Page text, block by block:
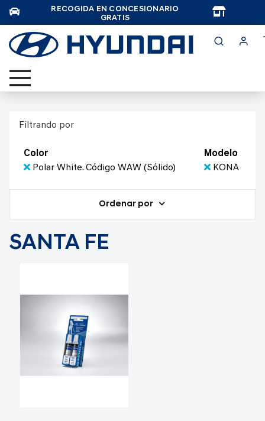
RECOGIDA EN CONCESIONARIO
GRATIS
Filtrando por
Color
Polar White. Código WAW (Sólido)
Modelo
KONA
Ordenar por
SANTA FE